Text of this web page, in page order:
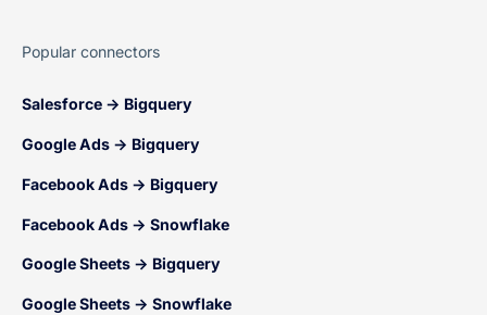
Popular connectors
Salesforce → Bigquery
Google Ads → Bigquery
Facebook Ads → Bigquery
Facebook Ads → Snowflake
Google Sheets → Bigquery
Google Sheets → Snowflake